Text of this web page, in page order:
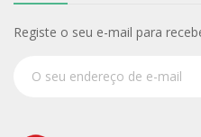
Registe o seu e-mail para